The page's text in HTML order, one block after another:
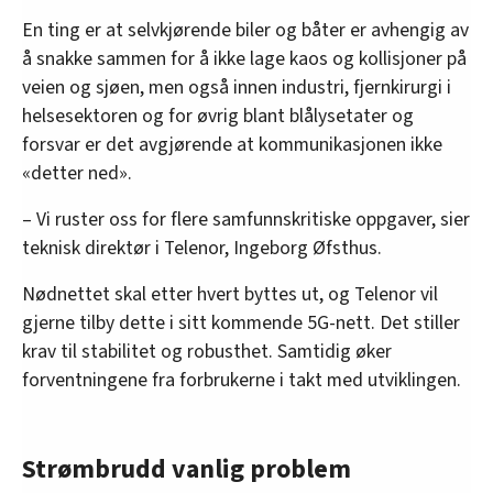
En ting er at selvkjørende biler og båter er avhengig av
å snakke sammen for å ikke lage kaos og kollisjoner på
veien og sjøen, men også innen industri, fjernkirurgi i
helsesektoren og for øvrig blant blålysetater og
forsvar er det avgjørende at kommunikasjonen ikke
«detter ned».
– Vi ruster oss for flere samfunnskritiske oppgaver, sier
teknisk direktør i Telenor, Ingeborg Øfsthus.
Nødnettet skal etter hvert byttes ut, og Telenor vil
gjerne tilby dette i sitt kommende 5G-nett. Det stiller
krav til stabilitet og robusthet. Samtidig øker
forventningene fra forbrukerne i takt med utviklingen.
Strømbrudd vanlig problem